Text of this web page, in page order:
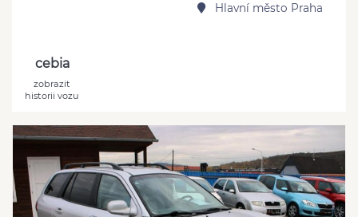
Hlavní město Praha
cebia
zobrazit
historii vozu